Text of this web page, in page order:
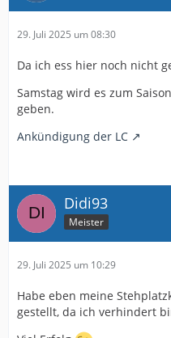
29. Juli 2025 um 08:30
Da ich ess hier noch nicht
Samstag wird es zum
geben.
Ankündigung der LC
Didi93
Meister
29. Juli 2025 um 10:29
Habe eben meine
gestellt, da ich verhindert